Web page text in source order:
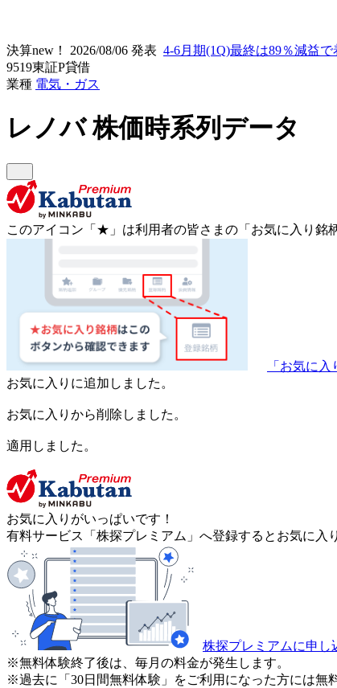
決算new！ 2026/08/06 発表 4-6月期(1Q)最終は89％減益で
9519東証P貸借
業種 電気・ガス
レノバ株価時系列データ
このアイコン 「★」 は利用者の皆さまの 「お気に入り銘
「お気に
お気に入りに追加しました。
お気に入りから削除しました。
適用しました。
お気に入りがいっぱいです！
有料サービス「株探プレミアム」へ登録するとお気に入
株探プレミアムに申し
※無料体験終了後は、毎月の料金が発生します。
※過去に「30日間無料体験」をご利用になった方には無